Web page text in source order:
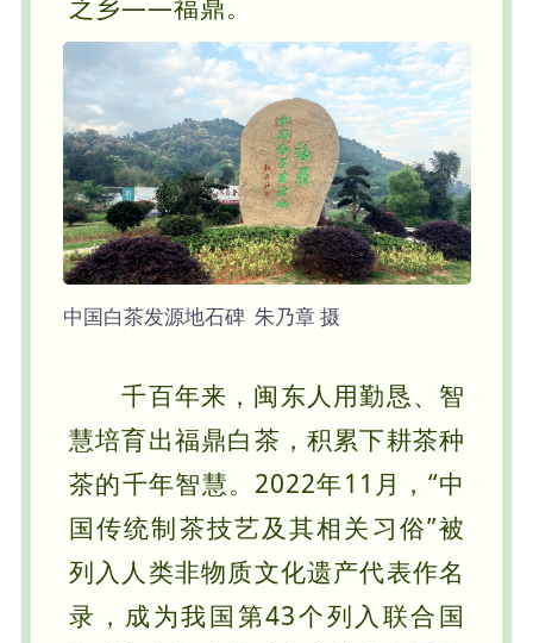
之乡——福鼎。
中国白茶发源地石碑 朱乃章 摄
千百年来，闽东人用勤恳、智
慧培育出福鼎白茶，积累下耕茶种
茶的千年智慧。2022年11月，“中
国传统制茶技艺及其相关习俗”被
列入人类非物质文化遗产代表作名
录，成为我国第43个列入联合国